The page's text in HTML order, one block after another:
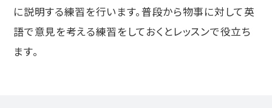
に説明する練習を行います。普段から物事に対して英
語で意見を考える練習をしておくとレッスンで役立ち
ます。